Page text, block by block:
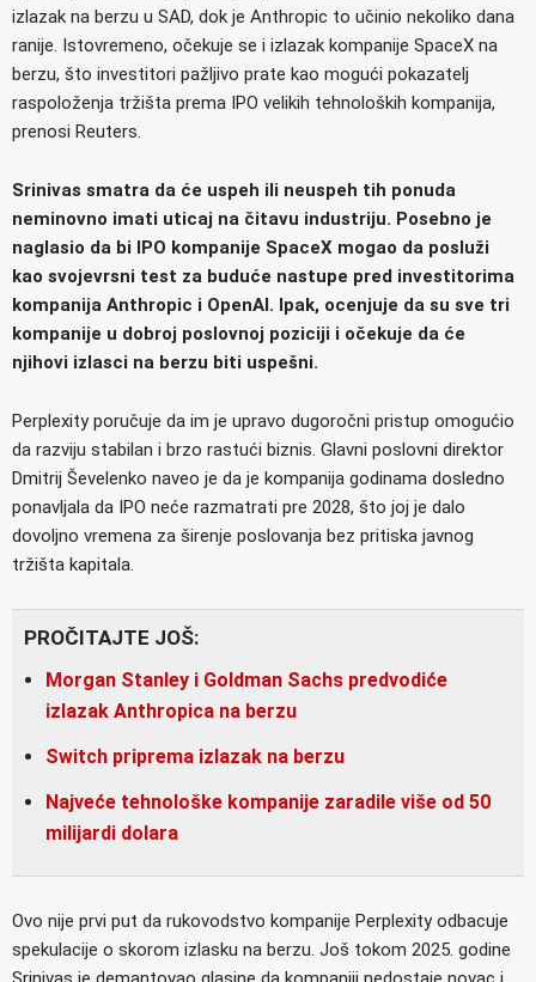
izlazak na berzu u SAD, dok je Anthropic to učinio nekoliko dana
ranije. Istovremeno, očekuje se i izlazak kompanije SpaceX na
berzu, što investitori pažljivo prate kao mogući pokazatelj
raspoloženja tržišta prema IPO velikih tehnoloških kompanija,
prenosi Reuters.
Srinivas smatra da će uspeh ili neuspeh tih ponuda
neminovno imati uticaj na čitavu industriju. Posebno je
naglasio da bi IPO kompanije SpaceX mogao da posluži
kao svojevrsni test za buduće nastupe pred investitorima
kompanija Anthropic i OpenAI. Ipak, ocenjuje da su sve tri
kompanije u dobroj poslovnoj poziciji i očekuje da će
njihovi izlasci na berzu biti uspešni.
Perplexity poručuje da im je upravo dugoročni pristup omogućio
da razviju stabilan i brzo rastući biznis. Glavni poslovni direktor
Dmitrij Ševelenko naveo je da je kompanija godinama dosledno
ponavljala da IPO neće razmatrati pre 2028, što joj je dalo
dovoljno vremena za širenje poslovanja bez pritiska javnog
tržišta kapitala.
PROČITAJTE JOŠ:
Morgan Stanley i Goldman Sachs predvodiće
izlazak Anthropica na berzu
Switch priprema izlazak na berzu
Najveće tehnološke kompanije zaradile više od 50
milijardi dolara
Ovo nije prvi put da rukovodstvo kompanije Perplexity odbacuje
spekulacije o skorom izlasku na berzu. Još tokom 2025. godine